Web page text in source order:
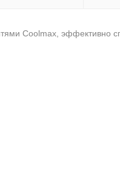
Coolmax, эффективно